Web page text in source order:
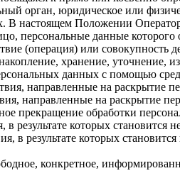
орган, юридическое или
В настоящем Положении
персональные данные которого
(операция) или совокупность
хранение, уточнение,
данных с помощью
направленные на раскрытие
направленные на раскрытие
прекращение обработки
в результате которых
в результате которых
конкретное,